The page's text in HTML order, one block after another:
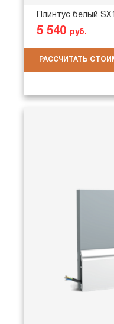
Плинтус белый
5 540 руб.
РАССЧИТАТЬ